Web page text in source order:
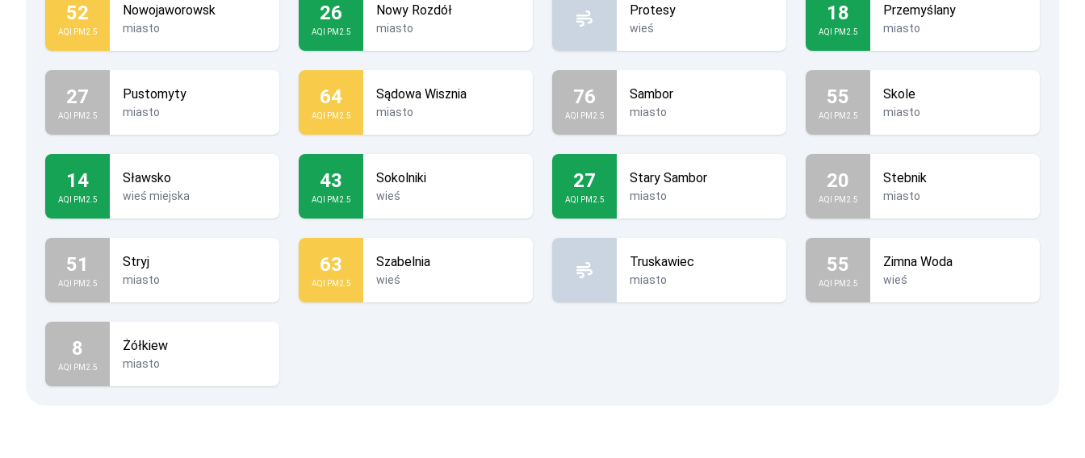
52
AQI PM2.5
Nowojaworowsk
miasto
26
AQI PM2.5
Nowy Rozdół
miasto
Protesy
wieś
18
AQI PM2.5
Przemyślany
miasto
27
AQI PM2.5
Pustomyty
miasto
64
AQI PM2.5
Sądowa Wisznia
miasto
76
AQI PM2.5
Sambor
miasto
55
AQI PM2.5
Skole
miasto
14
AQI PM2.5
Sławsko
wieś miejska
43
AQI PM2.5
Sokolniki
wieś
27
AQI PM2.5
Stary Sambor
miasto
20
AQI PM2.5
Stebnik
miasto
51
AQI PM2.5
Stryj
miasto
63
AQI PM2.5
Szabelnia
wieś
Truskawiec
miasto
55
AQI PM2.5
Zimna Woda
wieś
8
AQI PM2.5
Żółkiew
miasto